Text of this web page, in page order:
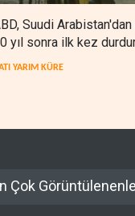
Suudi Arabistan'dan
yıl sonra ilk kez
YARIM KÜRE
Çok